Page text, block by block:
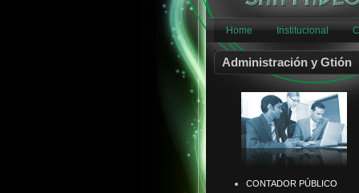
Home Institucional
Administración y Gtión
CONTADOR PÚBLICO